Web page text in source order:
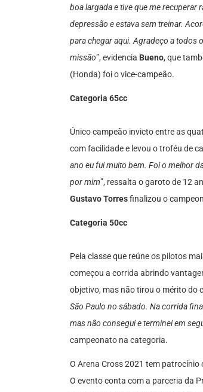
boa largada e tive que me
depressão e estava sem treinar.
para chegar aqui. Agradeço a todos
missão”, evidencia Bueno, que
(Honda) foi o vice-campeão.
Categoria 65cc
Único campeão invicto entre as
com facilidade e levou o troféu de
ano eu fui muito bem. Foi o melhor
por mim”, ressalta o garoto de 12
Gustavo Torresfinalizou o
Categoria 50cc
Pela classe que reúne os pilotos
começou a corrida abrindo
objetivo, mas não tirou o mérito do
São Paulo no sábado. Na corrida
mas não consegui e terminei em
campeonato na categoria.
O Arena Cross 2021 tem patrocínio
O evento conta com a parceria da